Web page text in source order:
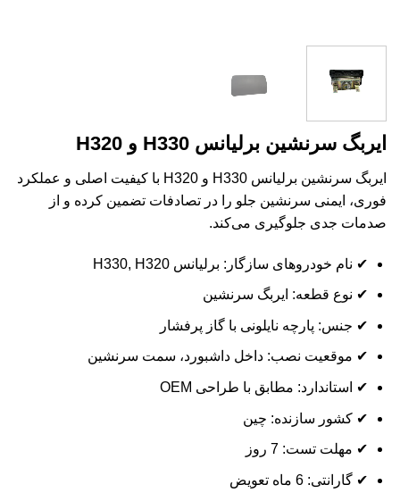
ایربگ سرنشین برلیانس H330 و H320
ایربگ سرنشین برلیانس H330 و H320 با کیفیت اصلی و عملکرد
فوری، ایمنی سرنشین جلو را در تصادفات تضمین کرده و از
صدمات جدی جلوگیری می‌کند.
✔ نام خودروهای سازگار: برلیانس H330, H320
✔ نوع قطعه: ایربگ سرنشین
✔ جنس: پارچه نایلونی با گاز پرفشار
✔ موقعیت نصب: داخل داشبورد، سمت سرنشین
✔ استاندارد: مطابق با طراحی OEM
✔ کشور سازنده: چین
✔ مهلت تست: 7 روز
✔ گارانتی: 6 ماه تعویض